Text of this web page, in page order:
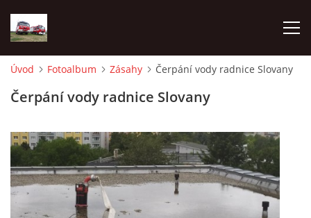
VÝCVIK JPO
ZÁSAHY
Úvod Fotoalbum Zásahy Čerpání vody radnice Slovany
Čerpání vody radnice Slovany